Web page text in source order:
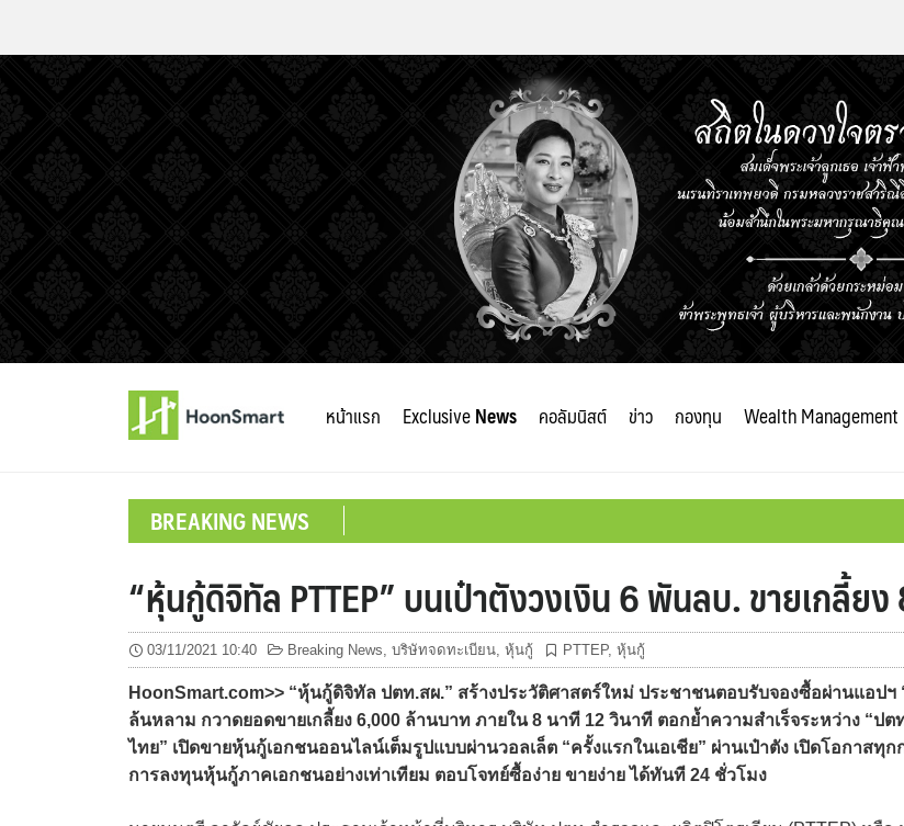
หน้าแรก ExclusiveNews คอลัมนิสต์ ข่าว กองทุน Wealth Management
BREAKING NEWS
“หุ้นกู้ดิจิทัล PTTEP” บนเป๋าตังวงเงิน 6 พันลบ. ขายเกลี้ย
03/11/2021 10:40 Breaking News, บริษัทจดทะเบียน, หุ้นกู้ PTTEP, หุ้นกู้
HoonSmart.com>> “หุ้นกู้ดิจิทัล ปตท.สผ.” สร้างประวัติศาสตร์ใหม่ ประชาชนตอบรับจองซื้อผ่านแอปฯ
ล้นหลาม กวาดยอดขายเกลี้ยง 6,000 ล้านบาท ภายใน 8 นาที 12 วินาที ตอกย้ำความสำเร็จระหว่าง “ปต
ไทย” เปิดขายหุ้นกู้เอกชนออนไลน์เต็มรูปแบบผ่านวอลเล็ต “ครั้งแรกในเอเชีย” ผ่านเป๋าตัง เปิดโอกาสทุก
การลงทุนหุ้นกู้ภาคเอกชนอย่างเท่าเทียม ตอบโจทย์ซื้อง่าย ขายง่าย ได้ทันที 24 ชั่วโมง